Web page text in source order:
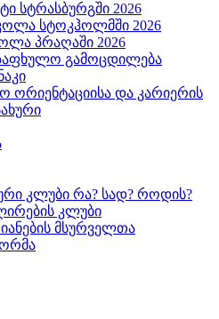
სტრასბურგში 2026
სტოკჰოლმში 2026
პრაღაში 2026
გამოცდილება
ორიენტაციისა და კარიერის
კლუბი რა? სად? როდის?
კლუბი
მსურველთა